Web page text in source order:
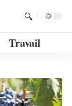
Travail